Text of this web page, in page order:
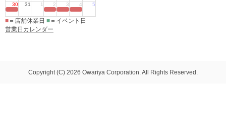
30 31 1 2 3 4 5
■ ＝店舗休業日 ■ ＝イベント日
営業日カレンダー
Copyright (C) 2026 Owariya Corporation. All Rights Reserved.